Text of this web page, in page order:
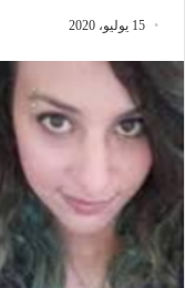
15 يوليو، 2020